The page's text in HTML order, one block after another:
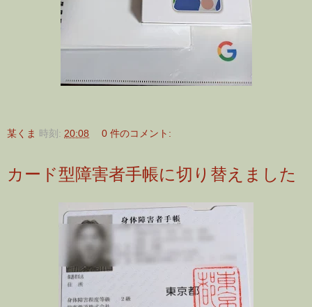
某くま 時刻: 20:08 0 件のコメント:
カード型障害者手帳に切り替えました